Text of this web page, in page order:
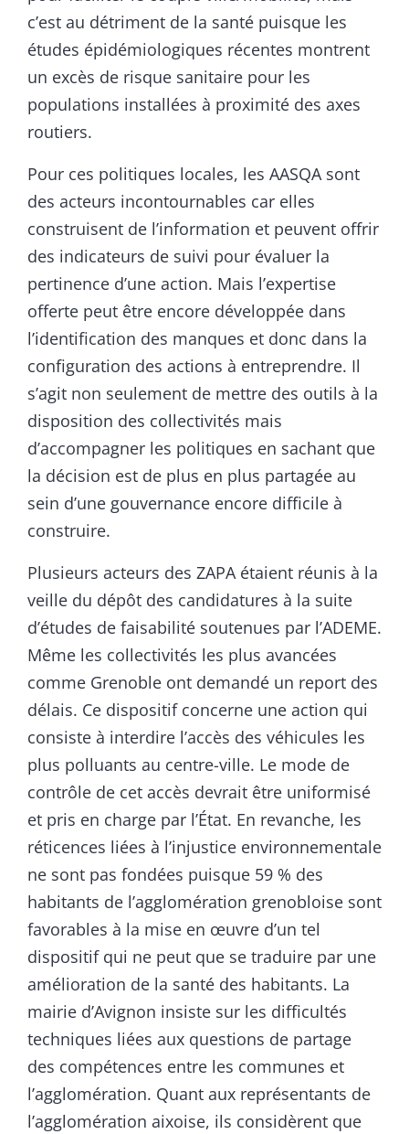
c’est au détriment de la santé puisque les
études épidémiologiques récentes montrent
un excès de risque sanitaire pour les
populations installées à proximité des axes
routiers.
Pour ces politiques locales, les AASQA sont
des acteurs incontournables car elles
construisent de l’information et peuvent offrir
des indicateurs de suivi pour évaluer la
pertinence d’une action. Mais l’expertise
offerte peut être encore développée dans
l’identification des manques et donc dans la
configuration des actions à entreprendre. Il
s’agit non seulement de mettre des outils à la
disposition des collectivités mais
d’accompagner les politiques en sachant que
la décision est de plus en plus partagée au
sein d’une gouvernance encore difficile à
construire.
Plusieurs acteurs des ZAPA étaient réunis à la
veille du dépôt des candidatures à la suite
d’études de faisabilité soutenues par l’ADEME.
Même les collectivités les plus avancées
comme Grenoble ont demandé un report des
délais. Ce dispositif concerne une action qui
consiste à interdire l’accès des véhicules les
plus polluants au centre-ville. Le mode de
contrôle de cet accès devrait être uniformisé
et pris en charge par l’État. En revanche, les
réticences liées à l’injustice environnementale
ne sont pas fondées puisque 59 % des
habitants de l’agglomération grenobloise sont
favorables à la mise en œuvre d’un tel
dispositif qui ne peut que se traduire par une
amélioration de la santé des habitants. La
mairie d’Avignon insiste sur les difficultés
techniques liées aux questions de partage
des compétences entre les communes et
l’agglomération. Quant aux représentants de
l’agglomération aixoise, ils considèrent que